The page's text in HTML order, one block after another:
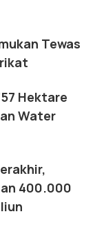
Tewas
Hektare
Water
400.000